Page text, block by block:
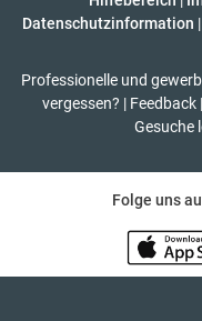
Datenschutzinformation |
Professionelle und
vergessen? | Feedback |
Gesuche
Folge uns